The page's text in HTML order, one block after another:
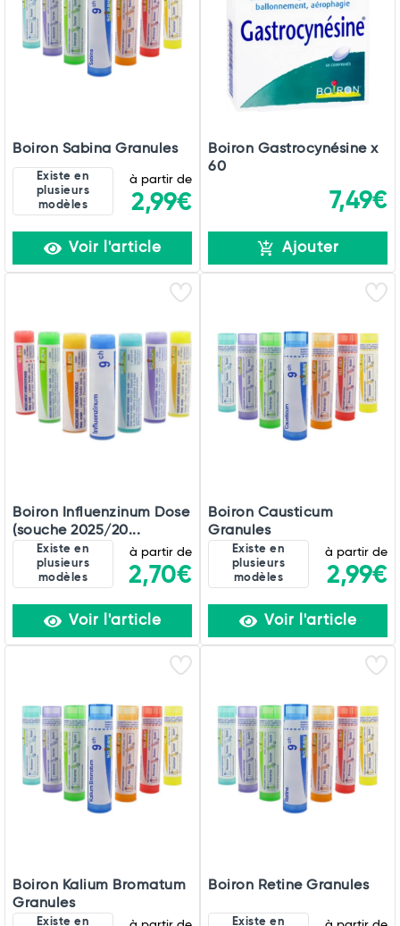
Boiron Sabina Granules
Existe en
plusieurs
modèles
à partir de
2,99€
Voir l'article
Boiron Gastrocynésine x
60
7,49€
Ajouter
Boiron Influenzinum Dose
(souche 2025/20...
Existe en
plusieurs
modèles
à partir de
2,70€
Voir l'article
Boiron Causticum
Granules
Existe en
plusieurs
modèles
à partir de
2,99€
Voir l'article
Boiron Kalium Bromatum
Granules
Existe en
Boiron Retine Granules
Existe en